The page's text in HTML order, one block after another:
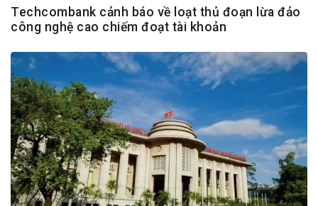
Techcombank cảnh báo về loạt thủ đoạn lừa đảo
công nghệ cao chiếm đoạt tài khoản